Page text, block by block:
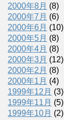
2000年8月 (8)
2000年7月 (6)
2000年6月 (10)
2000年5月 (8)
2000年4月 (8)
2000年3月 (12)
2000年2月 (8)
2000年1月 (4)
1999年12月 (3)
1999年11月 (5)
1999年10月 (2)